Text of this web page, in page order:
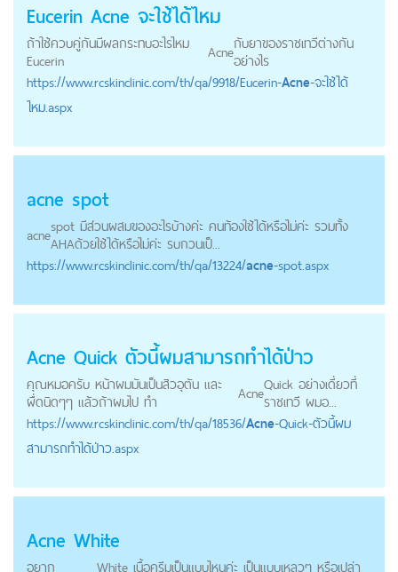
Eucerin Acne จะใช้ได้ไหม
ถ้าใช้ควบคู่กันมีผลกระทบอะไรไหม
Eucerin
Acneกับยาของราชเทวีต่างกัน
อย่างไร
https://www.rcskinclinic.com/th/qa/9918/Eucerin-Acne-จะใช้ได้
ไหม.aspx
acne spot
acnespot มีส่วนผสมของอะไรบ้างค่ะ คนท้องใช้ได้หรือไม่ค่ะ รวมทั้ง
AHAด้วยใช้ได้หรือไม่ค่ะ รบกวนเป็...
https://www.rcskinclinic.com/th/qa/13224/acne-spot.aspx
Acne Quick ตัวนี้ผมสามารถทำได้ป่าว
คุณหมอครับ หน้าผมมันเป็นสิวอุตัน และ
ผื่ดนิดๆๆ แล้วถ้าผมไป ทำ
AcneQuick อย่างเดี่ยวที่
ราชเทวี ผมอ...
https://www.rcskinclinic.com/th/qa/18536/Acne-Quick-ตัวนี้ผม
สามารถทำได้ป่าว.aspx
Acne White
อยาก White เนื้อครีมเป็นแบบไหนค่ะ เป็นแบบเหลวๆ หรือเปล่า